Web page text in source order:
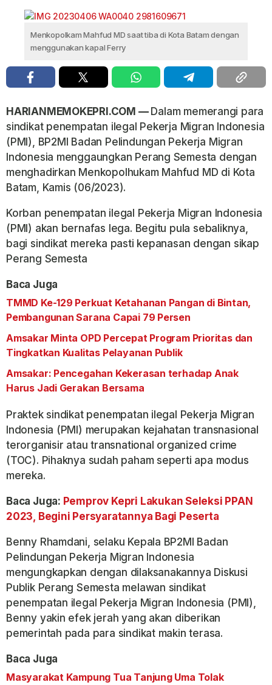
Menkopolkam Mahfud MD saat tiba di Kota Batam dengan
menggunakan kapal Ferry
HARIANMEMOKEPRI.COM — Dalam memerangi para
sindikat penempatan ilegal Pekerja Migran Indonesia
(PMI), BP2MI Badan Pelindungan Pekerja Migran
Indonesia menggaungkan Perang Semesta dengan
menghadirkan Menkopolhukam Mahfud MD di Kota
Batam, Kamis (06/2023).
Korban penempatan ilegal Pekerja Migran Indonesia
(PMI) akan bernafas lega. Begitu pula sebaliknya,
bagi sindikat mereka pasti kepanasan dengan sikap
Perang Semesta
Baca Juga
TMMD Ke-129 Perkuat Ketahanan Pangan di Bintan,
Pembangunan Sarana Capai 79 Persen
Amsakar Minta OPD Percepat Program Prioritas dan
Tingkatkan Kualitas Pelayanan Publik
Amsakar: Pencegahan Kekerasan terhadap Anak
Harus Jadi Gerakan Bersama
Praktek sindikat penempatan ilegal Pekerja Migran
Indonesia (PMI) merupakan kejahatan transnasional
terorganisir atau transnational organized crime
(TOC). Pihaknya sudah paham seperti apa modus
mereka.
Baca Juga: Pemprov Kepri Lakukan Seleksi PPAN
2023, Begini Persyaratannya Bagi Peserta
Benny Rhamdani, selaku Kepala BP2MI Badan
Pelindungan Pekerja Migran Indonesia
mengungkapkan dengan dilaksanakannya Diskusi
Publik Perang Semesta melawan sindikat
penempatan ilegal Pekerja Migran Indonesia (PMI),
Benny yakin efek jerah yang akan diberikan
pemerintah pada para sindikat makin terasa.
Baca Juga
Masyarakat Kampung Tua Tanjung Uma Tolak